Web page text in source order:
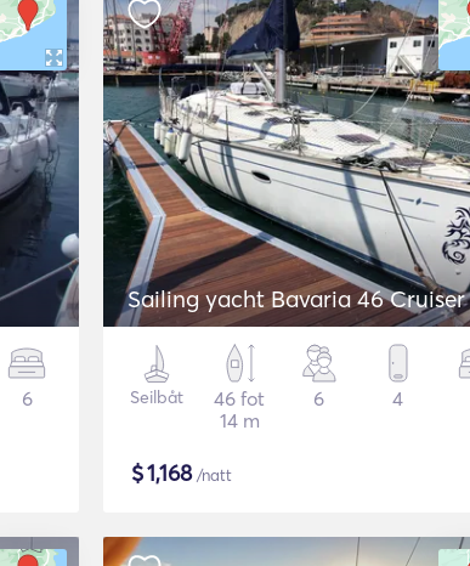
6
Sailing yacht Bavaria 46 Cruiser
Seilbåt
46 fot
14 m
6 4
$1,168/natt